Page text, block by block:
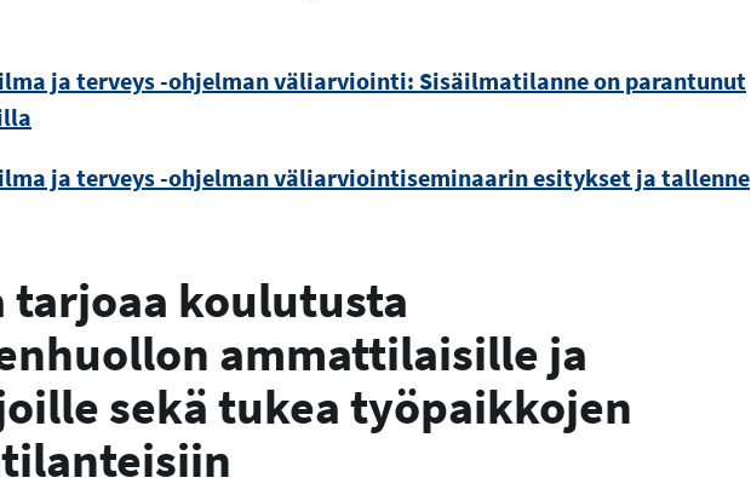
ja terveys -ohjelman väliarviointi: Sisäilmatilanne on parantunut
ja terveys -ohjelman väliarviointiseminaarin esitykset ja tallenne
tarjoaa koulutusta
ammattilaisille ja
sekä tukea työpaikkojen